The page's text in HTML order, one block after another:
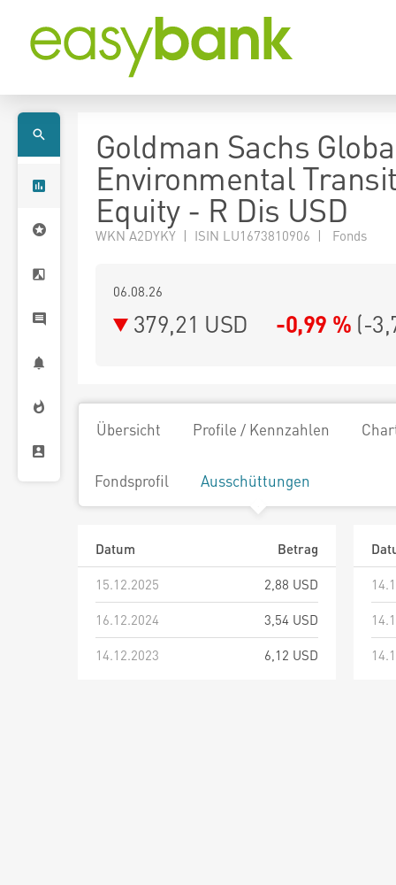
Goldman Sachs
Environmental
Equity - R Dis USD
WKN A2DYKY | ISIN LU1673810906 | Fonds
06.08.26
379,21 USD -0,99 % (-
Übersicht Profile / Kennzahlen
Fondsprofil Ausschüttungen
Datum
Betrag
15.12.2025
2,88 USD
16.12.2024
3,54 USD
14.12.2023
6,12 USD